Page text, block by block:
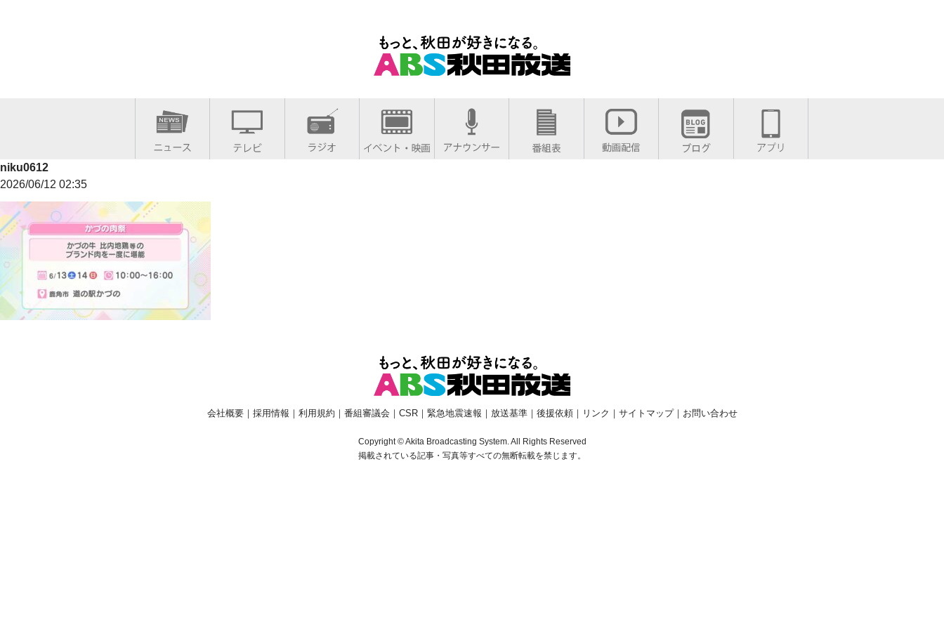
niku0612
2026/06/12 02:35
会社概要｜ 採用情報 ｜ 利用規約 ｜ 番組審議会 ｜ CSR｜ 緊急地震速報 ｜ 放送基準｜ 後援依頼｜ リンク ｜ サイトマップ｜ お問い合わせ
Copyright © Akita Broadcasting System. All Rights Reserved
掲載されている記事・写真等すべての無断転載を禁じます。